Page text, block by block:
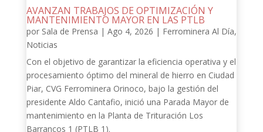
AVANZAN TRABAJOS DE OPTIMIZACIÓN Y
MANTENIMIENTO MAYOR EN LAS PTLB
por Sala de Prensa | Ago 4, 2026 | Ferrominera Al Día,
Noticias
Con el objetivo de garantizar la eficiencia operativa y el
procesamiento óptimo del mineral de hierro en Ciudad
Piar, CVG Ferrominera Orinoco, bajo la gestión del
presidente Aldo Cantafio, inició una Parada Mayor de
mantenimiento en la Planta de Trituración Los
Barrancos 1 (PTLB 1).